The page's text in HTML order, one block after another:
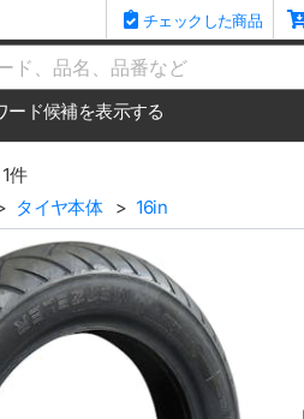
チェックした商品
ード候補を表示する
件
タイヤ本体 16in